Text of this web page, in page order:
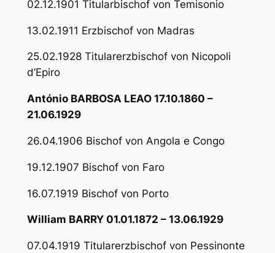
02.12.1901 Titularbischof von Temisonio
13.02.1911 Erzbischof von Madras
25.02.1928 Titularerzbischof von Nicopoli
d’Epiro
António BARBOSA LEAO 17.10.1860 –
21.06.1929
26.04.1906 Bischof von Angola e Congo
19.12.1907 Bischof von Faro
16.07.1919 Bischof von Porto
William BARRY 01.01.1872 – 13.06.1929
07.04.1919 Titularerzbischof von Pessinonte